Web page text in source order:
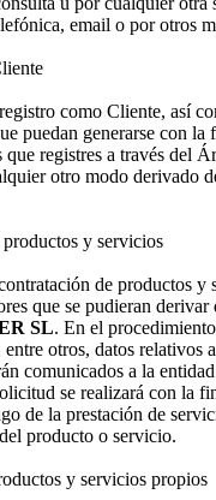
email o por otros
como Cliente, así
puedan generarse con la
que registres a través del
otro modo derivado
y servicios
de productos y
que se pudieran
SL. En el
otros, datos relativos
comunicados a la
se realizará con la
de la prestación de
producto o servicio.
y servicios propios